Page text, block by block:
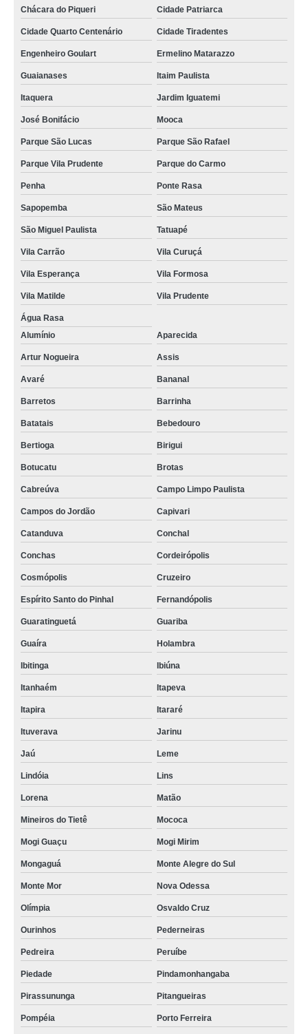
Chácara do Piqueri Cidade Patriarca
Cidade Quarto Centenário Cidade Tiradentes
Engenheiro Goulart Ermelino Matarazzo
Guaianases Itaim Paulista
Itaquera Jardim Iguatemi
José Bonifácio Mooca
Parque São Lucas Parque São Rafael
Parque Vila Prudente Parque do Carmo
Penha Ponte Rasa
Sapopemba São Mateus
São Miguel Paulista Tatuapé
Vila Carrão Vila Curuçá
Vila Esperança Vila Formosa
Vila Matilde Vila Prudente
Água Rasa
Alumínio
Aparecida
Artur Nogueira Assis
Avaré Bananal
Barretos Barrinha
Batatais Bebedouro
Bertioga Birigui
Botucatu Brotas
Cabreúva Campo Limpo Paulista
Campos do Jordão Capivari
Catanduva Conchal
Conchas Cordeirópolis
Cosmópolis Cruzeiro
Espírito Santo do Pinhal Fernandópolis
Guaratinguetá Guariba
Guaíra Holambra
Ibitinga Ibiúna
Itanhaém Itapeva
Itapira Itararé
Ituverava Jarinu
Jaú Leme
Lindóia Lins
Lorena Matão
Mineiros do Tietê Mococa
Mogi Guaçu Mogi Mirim
Mongaguá Monte Alegre do Sul
Monte Mor Nova Odessa
Olímpia Osvaldo Cruz
Ourinhos Pederneiras
Pedreira Peruíbe
Piedade Pindamonhangaba
Pirassununga Pitangueiras
Pompéia Porto Ferreira